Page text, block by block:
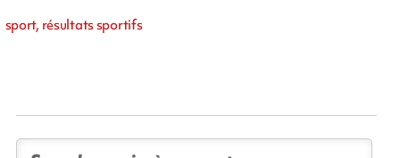
sport, résultats sportifs